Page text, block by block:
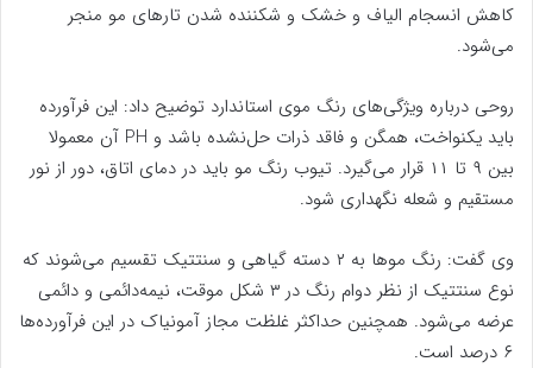
کاهش انسجام الیاف و خشک و شکننده شدن تارهای مو منجر
می‌شود.
روحی درباره ویژگی‌های رنگ موی استاندارد توضیح داد: این فرآورده
باید یکنواخت، همگن و فاقد ذرات حل‌نشده باشد و PH آن معمولا
بین ۹ تا ۱۱ قرار می‌گیرد. تیوب رنگ مو باید در دمای اتاق، دور از نور
مستقیم و شعله نگهداری شود.
وی گفت: رنگ موها به ۲ دسته گیاهی و سنتتیک تقسیم می‌شوند که
نوع سنتتیک از نظر دوام رنگ در ۳ شکل موقت، نیمه‌دائمی و دائمی
عرضه می‌شود. همچنین حداکثر غلظت مجاز آمونیاک در این فرآورده‌ها
۶ درصد است.